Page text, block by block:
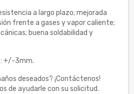
a largo plazo; mejorada
frente a gases y vapor caliente;
buena soldabilidad y
+/-3mm.
deseados? ¡Contáctenos!
de ayudarle con su solicitud.